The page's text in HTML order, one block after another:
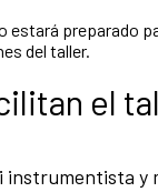
estará preparado
del taller.
el
instrumentista y